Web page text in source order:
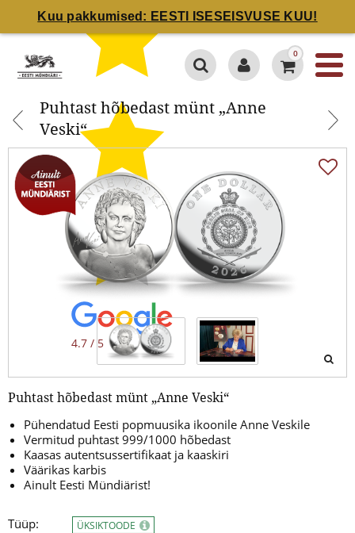
Kuu pakkumised: EESTI ISESEISVUSE KUU!
4.7 / 5
0
Puhtast hõbedast münt „Anne
Veski“
Puhtast hõbedast münt „Anne Veski“
Pühendatud Eesti popmuusika ikoonile Anne Veskile
Vermitud puhtast 999/1000 hõbedast
Kaasas autentsussertifikaat ja kaaskiri
Väärikas karbis
Ainult Eesti Mündiärist!
Tüüp:
ÜKSIKTOODE
Puhtast hõbedast münt „Anne
Veski“